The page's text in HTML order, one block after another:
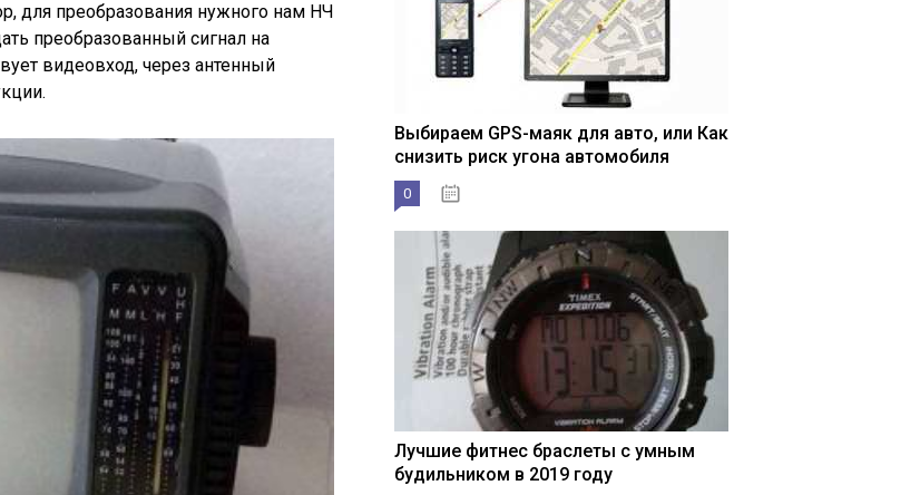
для преобразования нужного нам НЧ
преобразованный сигнал на
видеовход, через антенный
Выбираем GPS-маяк для авто, или Как
снизить риск угона автомобиля
0
Лучшие фитнес браслеты с умным
будильником в 2019 году